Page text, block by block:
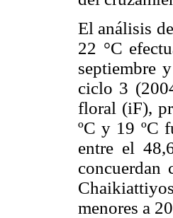
El análisis
22 °C
septiembre
ciclo 3
floral (iF),
ºC y 19 ºC
entre el
concuerdan
menores a